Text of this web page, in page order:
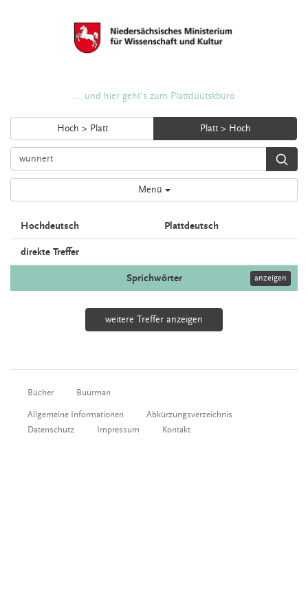
... und hier geht's zum Plattdüütskbüro
Hoch > Platt Platt > Hoch
Menü
Hochdeutsch Plattdeutsch
direkte Treffer
Sprichwörter anzeigen
weitere Treffer anzeigen
Bücher Buurman
Allgemeine Informationen
Abkürzungsverzeichnis
Datenschutz
Impressum Kontakt